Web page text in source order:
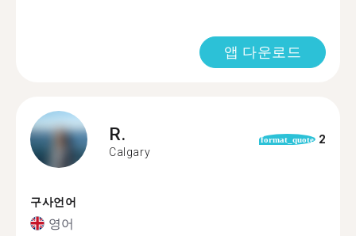
앱 다운로드
R.
Calgary
format_quote 2
구사언어
영어